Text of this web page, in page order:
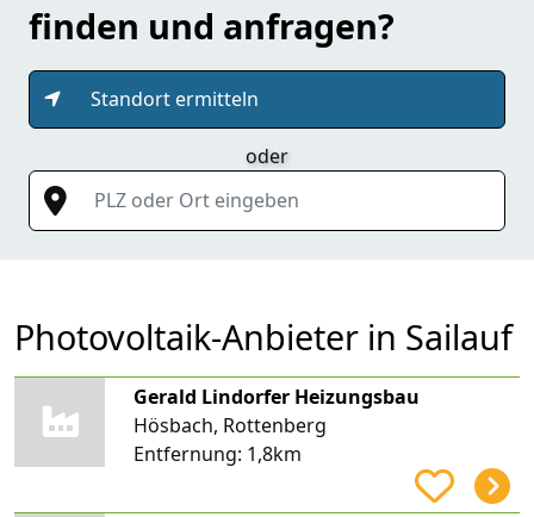
finden und anfragen?
Standort ermitteln
oder
PLZ oder Ort eingeben
Photovoltaik-Anbieter in Sailauf
Gerald Lindorfer Heizungsbau
Hösbach, Rottenberg
Entfernung: 1,8km